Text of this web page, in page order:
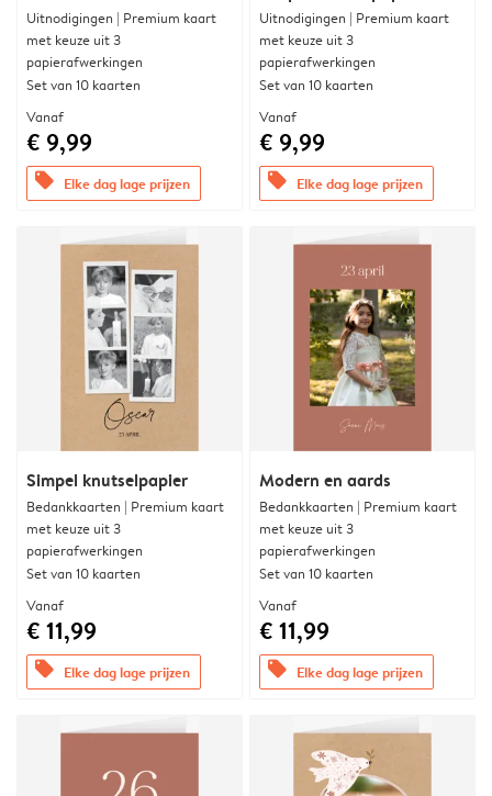
Uitnodigingen | Premium kaart
met keuze uit 3
papierafwerkingen
Set van 10 kaarten
Vanaf
€ 9,99
offers Elke dag lage prijzen
Uitnodigingen | Premium kaart
met keuze uit 3
papierafwerkingen
Set van 10 kaarten
Vanaf
€ 9,99
offers Elke dag lage prijzen
Simpel knutselpapier
Bedankkaarten | Premium kaart
met keuze uit 3
papierafwerkingen
Set van 10 kaarten
Vanaf
€ 11,99
offers Elke dag lage prijzen
Modern en aards
Bedankkaarten | Premium kaart
met keuze uit 3
papierafwerkingen
Set van 10 kaarten
Vanaf
€ 11,99
offers Elke dag lage prijzen